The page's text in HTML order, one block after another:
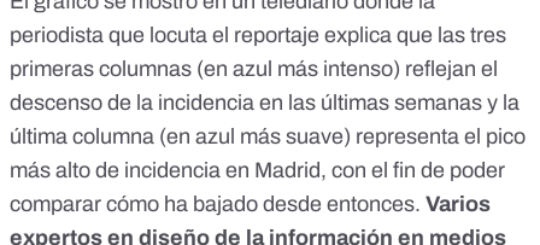
periodista que locuta el reportaje explica que las tres
primeras columnas (en azul más intenso) reflejan el
descenso de la incidencia en las últimas semanas y la
última columna (en azul más suave) representa el pico
más alto de incidencia en Madrid, con el fin de poder
comparar cómo ha bajado desde entonces. Varios
expertos en diseño de la información en medios